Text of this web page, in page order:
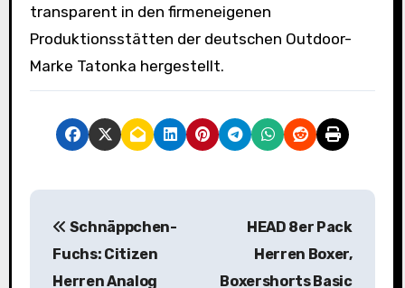
transparent in den firmeneigenen
Produktionsstätten der deutschen Outdoor-
Marke Tatonka hergestellt.
B
Schnäppchen-
Fuchs: Citizen
Herren Analog
HEAD 8er Pack
Herren Boxer,
Boxershorts Basic